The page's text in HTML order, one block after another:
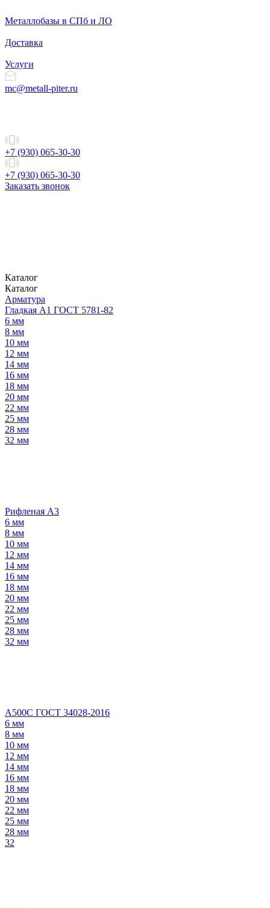
Металлобазы в СПб и ЛО
Доставка
Услуги
mc@metall-piter.ru
+7 (930) 065-30-30
+7 (930) 065-30-30
Заказать звонок
Каталог
Каталог
Арматура
Гладкая А1 ГОСТ 5781-82
6 мм
8 мм
10 мм
12 мм
14 мм
16 мм
18 мм
20 мм
22 мм
25 мм
28 мм
32 мм
Рифленая А3
6 мм
8 мм
10 мм
12 мм
14 мм
16 мм
18 мм
20 мм
22 мм
25 мм
28 мм
32 мм
А500С ГОСТ 34028-2016
6 мм
8 мм
10 мм
12 мм
14 мм
16 мм
18 мм
20 мм
22 мм
25 мм
28 мм
32